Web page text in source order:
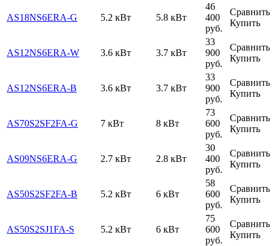
AS18NS6ERA-G 5.2 кВт 5.8 кВт
46
400
руб.
Сравнить
Купить
AS12NS6ERA-W 3.6 кВт 3.7 кВт
33
900
руб.
Сравнить
Купить
AS12NS6ERA-B 3.6 кВт 3.7 кВт
33
900
руб.
Сравнить
Купить
AS70S2SF2FA-G 7 кВт 8 кВт
73
600
руб.
Сравнить
Купить
AS09NS6ERA-G 2.7 кВт 2.8 кВт
30
400
руб.
Сравнить
Купить
AS50S2SF2FA-B 5.2 кВт 6 кВт
58
600
руб.
Сравнить
Купить
AS50S2SJ1FA-S 5.2 кВт 6 кВт
75
600
руб.
Сравнить
Купить